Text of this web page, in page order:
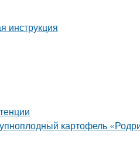
инструкция
картофель